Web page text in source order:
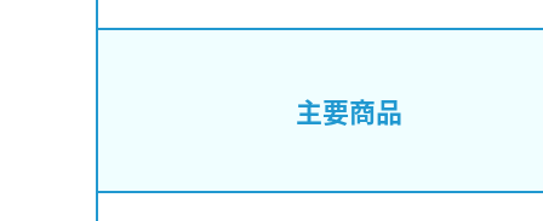
主要商品